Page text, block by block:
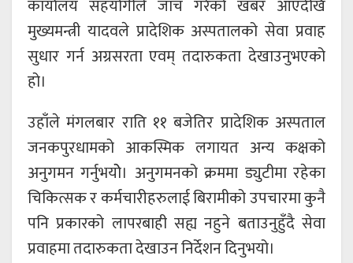
कार्यालय सहयोगीले जाँच गरेको खबर आएदेखि
मुख्यमन्त्री यादवले प्रादेशिक अस्पतालको सेवा प्रवाह
सुधार गर्न अग्रसरता एवम् तदारुकता देखाउनुभएको
हो।
उहाँले मंगलबार राति ११ बजेतिर प्रादेशिक अस्पताल
जनकपुरधामको आकस्मिक लगायत अन्य कक्षको
अनुगमन गर्नुभयोे। अनुगमनको क्रममा ड्युटीमा रहेका
चिकित्सक र कर्मचारीहरुलाई बिरामीको उपचारमा कुनै
पनि प्रकारको लापरबाही सह्य नहुने बताउनुहुँदै सेवा
प्रवाहमा तदारुकता देखाउन निर्देशन दिनुभयो।